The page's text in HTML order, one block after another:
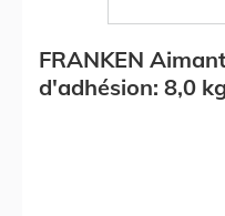
FRANKEN
d'adhésion: 8,0